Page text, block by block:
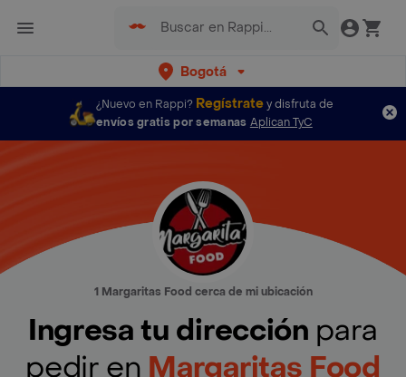
Bogotá
¿Nuevo en Rappi? Regístratey disfruta de
envíos gratis por semanas Aplican TyC
1 Margaritas Food cerca de mi ubicación
Ingresa tu dirección para
pedir en Margaritas Food